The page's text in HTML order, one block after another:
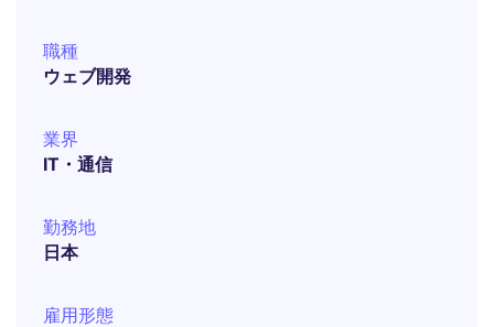
職種
ウェブ開発
業界
IT・通信
勤務地
日本
雇用形態